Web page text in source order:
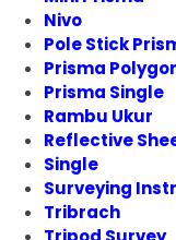
Nivo
Pole Stick
Prisma
Prisma Single
Rambu Ukur
Reflective
Single
Surveying
Tribrach